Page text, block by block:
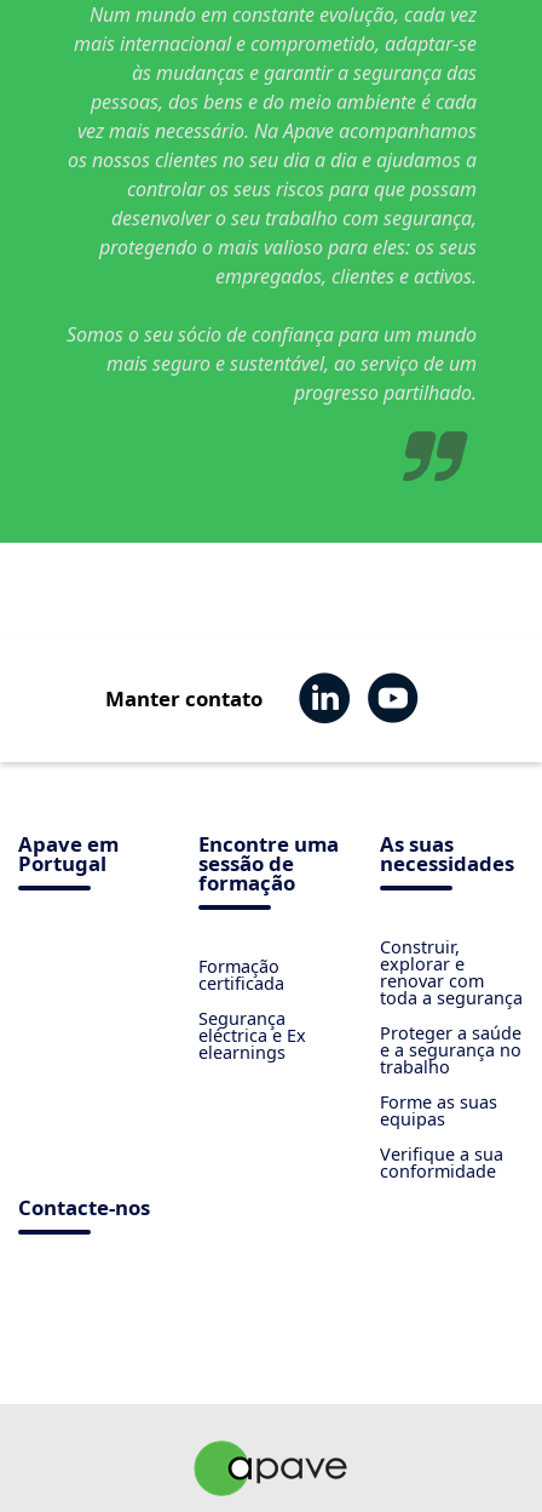
Num mundo em constante evolução, cada vez
mais internacional e comprometido, adaptar-se
às mudanças e garantir a segurança das
pessoas, dos bens e do meio ambiente é cada
vez mais necessário. Na Apave acompanhamos
os nossos clientes no seu dia a dia e ajudamos a
controlar os seus riscos para que possam
desenvolver o seu trabalho com segurança,
protegendo o mais valioso para eles: os seus
empregados, clientes e activos.
Somos o seu sócio de confiança para um mundo
mais seguro e sustentável, ao serviço de um
progresso partilhado.
Manter contato
Apave em
Portugal
Encontre uma
sessão de
formação
Formação
certificada
Segurança
eléctrica e Ex
elearnings
As suas
necessidades
Construir,
explorar e
renovar com
toda a segurança
Proteger a saúde
e a segurança no
trabalho
Forme as suas
equipas
Verifique a sua
conformidade
Contacte-nos